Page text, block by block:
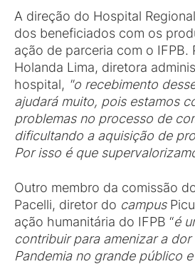
A direção do Hospital
dos beneficiados com os
ação de parceria com o IFPB.
Holanda Lima, diretora
hospital, "o recebimento
ajudará muito, pois estamos
problemas no processo de
dificultando a aquisição de
Por isso é que
Outro membro da comissão
Pacelli, diretor do campus
ação humanitária do IFPB “é
contribuir para amenizar a
Pandemia no grande público